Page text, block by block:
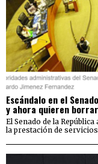
Escándalo en el
y ahora quieren
El Senado de la
la prestación de